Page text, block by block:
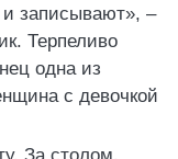
записывают», –
Терпеливо
одна из
с девочкой